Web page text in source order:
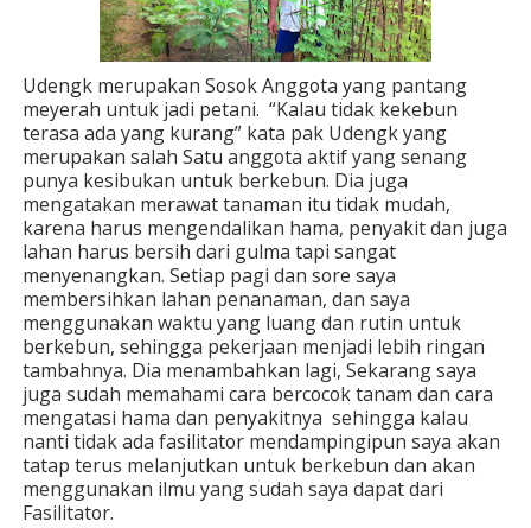
Udengk merupakan Sosok Anggota yang pantang
meyerah untuk jadi petani. “Kalau tidak kekebun
terasa ada yang kurang” kata pak Udengk yang
merupakan salah Satu anggota aktif yang senang
punya kesibukan untuk berkebun. Dia juga
mengatakan merawat tanaman itu tidak mudah,
karena harus mengendalikan hama, penyakit dan juga
lahan harus bersih dari gulma tapi sangat
menyenangkan. Setiap pagi dan sore saya
membersihkan lahan penanaman, dan saya
menggunakan waktu yang luang dan rutin untuk
berkebun, sehingga pekerjaan menjadi lebih ringan
tambahnya. Dia menambahkan lagi, Sekarang saya
juga sudah memahami cara bercocok tanam dan cara
mengatasi hama dan penyakitnya sehingga kalau
nanti tidak ada fasilitator mendampingipun saya akan
tatap terus melanjutkan untuk berkebun dan akan
menggunakan ilmu yang sudah saya dapat dari
Fasilitator.